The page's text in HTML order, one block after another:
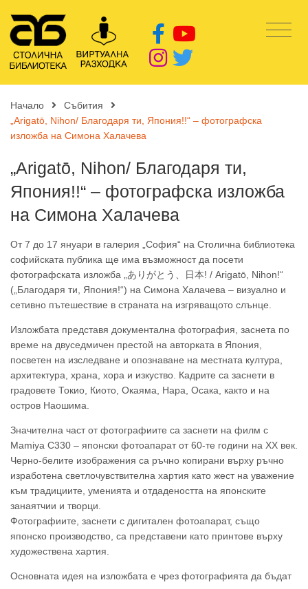
Начало
Събития
„Arigatō, Nihon/ Благодаря ти, Япония!!“ – фотографска
изложба на Симона Халачева
„Arigatō, Nihon/ Благодаря ти,
Япония!!“ – фотографска изложба
на Симона Халачева
От 7 до 17 януари в галерия „София“ на Столична библиотека
софийската публика ще има възможност да посети
фотографската изложба „ありがとう、日本! / Arigatō, Nihon!“
(„Благодаря ти, Япония!“) на Симона Халачева – визуално и
сетивно пътешествие в страната на изгряващото слънце.
Изложбата представя документална фотография, заснета по
време на двуседмичен престой на авторката в Япония,
посветен на изследване и опознаване на местната култура,
архитектура, храна, хора и изкуство. Кадрите са заснети в
градовете Токио, Киото, Окаяма, Нара, Осака, както и на
остров Наошима.
Значителна част от фотографиите са заснети на филм с
Mamiya C330 – японски фотоапарат от 60-те години на ХХ век.
Черно-белите изображения са ръчно копирани върху ръчно
изработена светлочувствителна хартия като жест на уважение
към традициите, уменията и отдадеността на японските
занаятчии и творци.
Фотографиите, заснети с дигитален фотоапарат, също
японско производство, са представени като принтове върху
художествена хартия.
Основната идея на изложбата е чрез фотографията да бъдат